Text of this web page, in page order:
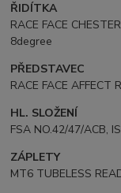
ŘIDÍTKA
RACE FACE
8degree
PŘEDSTAVEC
RACE FACE AFFECT
HL. SLOŽENÍ
FSA NO.42/47/ACB,
ZÁPLETY
MT6 TUBELESS